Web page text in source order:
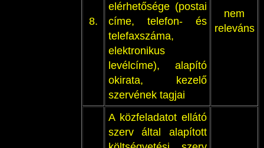
8.
elérhetősége (postai
címe, telefon- és
telefaxszáma,
elektronikus
levélcíme), alapító
okirata, kezelő
szervének tagjai
nem
releváns
A közfeladatot ellátó
szerv által alapított